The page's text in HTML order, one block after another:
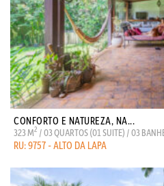
CONFORTO E NATUREZA, NA...
323 M2 / 03 QUARTOS (01 SUITE) / 03
RU: 9757 - ALTO DA LAPA